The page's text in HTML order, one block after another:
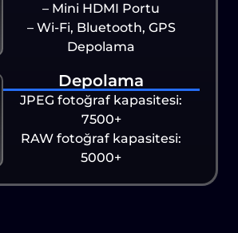
– Mini HDMI Portu
– Wi-Fi, Bluetooth, GPS
Depolama
Depolama
JPEG fotoğraf kapasitesi:
7500+
RAW fotoğraf kapasitesi:
5000+